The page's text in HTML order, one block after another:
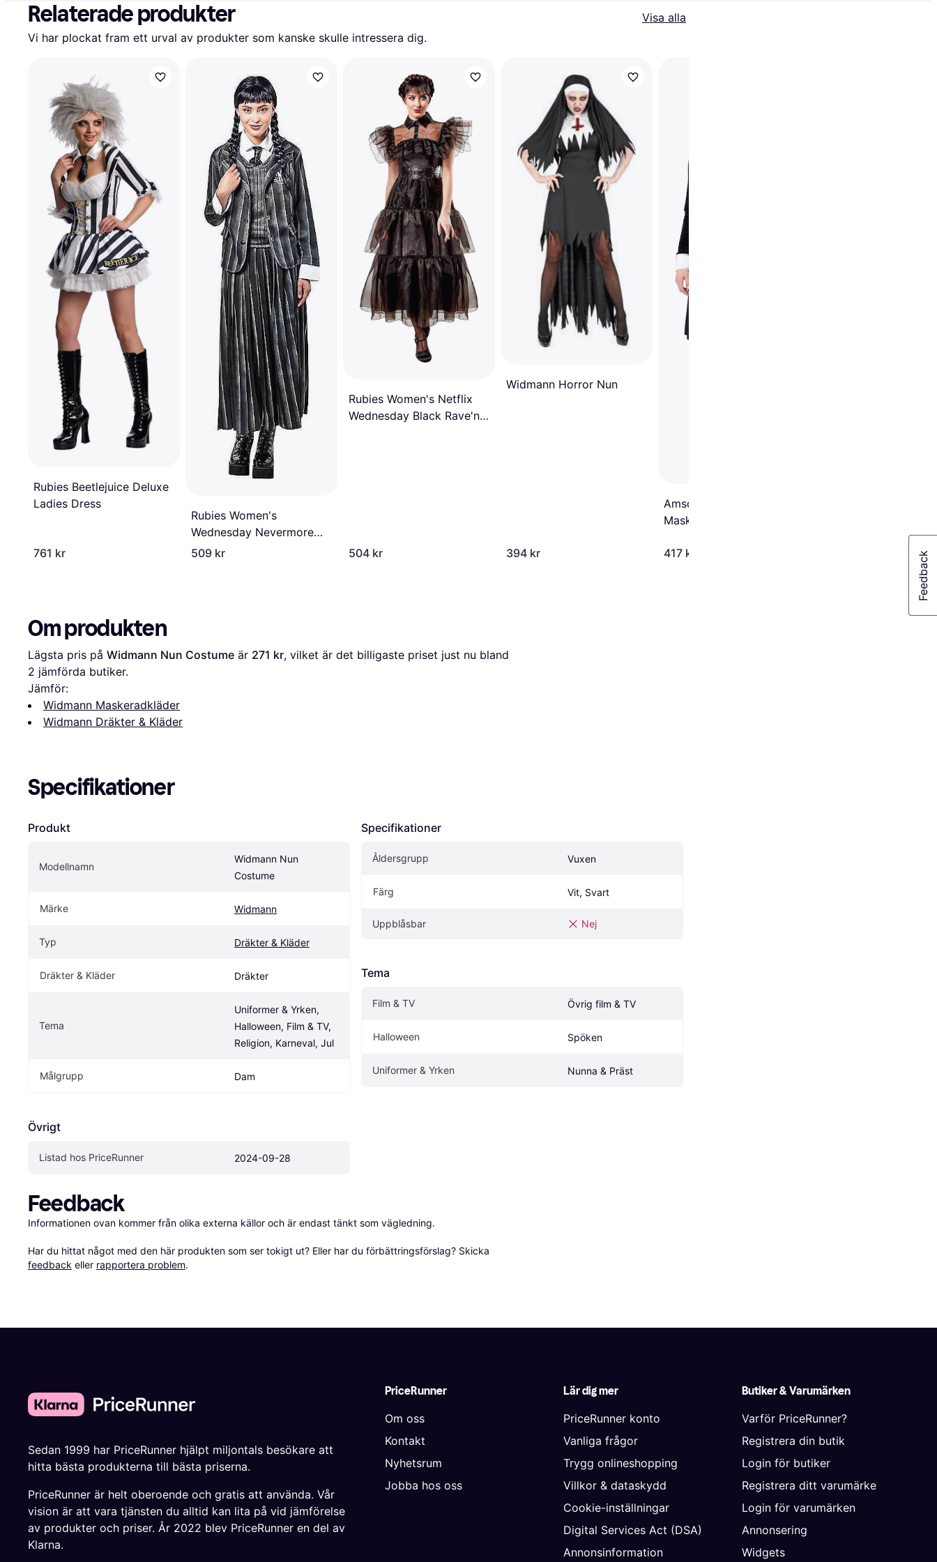
Relaterade produkter
Visa alla
Vi har plockat fram ett urval av produkter som kanske skulle intressera dig.
Rubies Beetlejuice Deluxe
Ladies Dress
761 kr
Rubies Women's
Wednesday Nevermore
Academy Uniform
509 kr
Rubies Women's Netflix
Wednesday Black Rave'n
504 kr
Widmann Horror Nun
394 kr
Amscan Wednesday
Maskeraddräkt
417 kr
Om produkten
Lägsta pris på Widmann Nun Costume är 271 kr
2 jämförda butiker.
Jämför:
Widmann Maskeradkläder
Widmann Dräkter & Kläder
Specifikationer
Produkt
Modellnamn
Widmann Nun
Costume
Märke Widmann
Typ Dräkter & Kläder
Dräkter & Kläder Dräkter
Tema
Uniformer & Yrken,
Halloween, Film & TV,
Religion, Karneval, Jul
Målgrupp Dam
Övrigt
Listad hos PriceRunner 2024-09-28
Specifikationer
Åldersgrupp Vuxen
Färg Vit, Svart
Uppblåsbar Nej
Tema
Film & TV Övrig film & TV
Halloween Spöken
Uniformer & Yrken Nunna & Präst
Feedback
Informationen ovan kommer från olika externa källor och är endast tänkt som vägledning.
Har du hittat något med den här produkten som ser tokigt ut? Eller har du förbättringsförslag? Skicka
feedback eller rapportera problem.
PriceRunner
Om oss
Kontakt
Nyhetsrum
Jobba hos oss
Lär dig mer
PriceRunner konto
Vanliga frågor
Trygg onlineshopping
Villkor & dataskydd
Cookie-inställningar
Digital Services Act (DSA)
Annonsinformation
Butiker & Varumärken
Varför PriceRunner?
Registrera din butik
Login för butiker
Registrera ditt varumärke
Login för varumärken
Annonsering
Widgets
Sedan 1999 har PriceRunner hjälpt miljontals besökare att
hitta bästa produkterna till bästa priserna.
PriceRunner är helt oberoende och gratis att använda. Vår
vision är att vara tjänsten du alltid kan lita på vid jämförelse
av produkter och priser. År 2022 blev PriceRunner en del av
Klarna.